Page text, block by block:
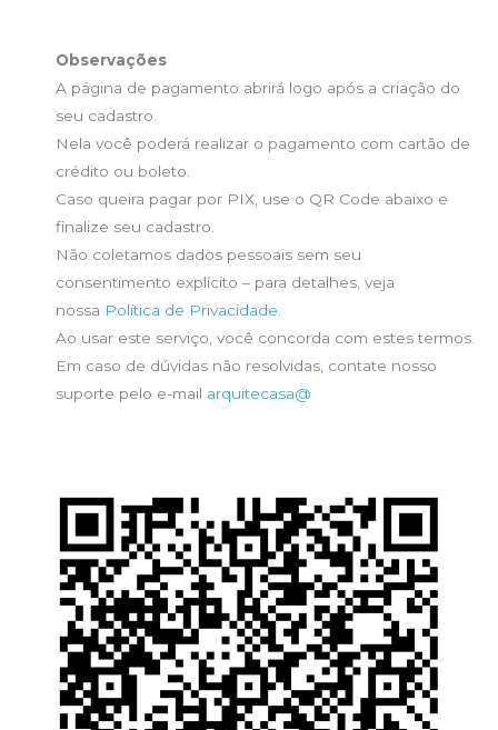
Observações
A página de pagamento abrirá logo após a criação do
seu cadastro.
Nela você poderá realizar o pagamento com cartão de
crédito ou boleto.
Caso queira pagar por PIX, use o QR Code abaixo e
finalize seu cadastro.
Não coletamos dados pessoais sem seu
consentimento explícito – para detalhes, veja
nossa Política de Privacidade.
Ao usar este serviço, você concorda com estes termos.
Em caso de dúvidas não resolvidas, contate nosso
suporte pelo e-mail arquitecasa@